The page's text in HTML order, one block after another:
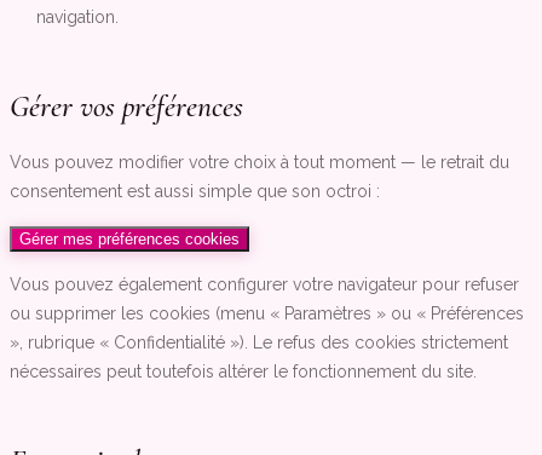
navigation.
Gérer vos préférences
Vous pouvez modifier votre choix à tout moment — le retrait du
consentement est aussi simple que son octroi :
Gérer mes préférences cookies
Vous pouvez également configurer votre navigateur pour refuser
ou supprimer les cookies (menu « Paramètres » ou « Préférences
», rubrique « Confidentialité »). Le refus des cookies strictement
nécessaires peut toutefois altérer le fonctionnement du site.